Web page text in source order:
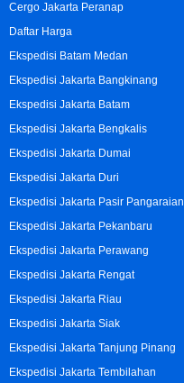
Cergo Jakarta Peranap
Daftar Harga
Ekspedisi Batam Medan
Ekspedisi Jakarta Bangkinang
Ekspedisi Jakarta Batam
Ekspedisi Jakarta Bengkalis
Ekspedisi Jakarta Dumai
Ekspedisi Jakarta Duri
Ekspedisi Jakarta Pasir Pangaraian
Ekspedisi Jakarta Pekanbaru
Ekspedisi Jakarta Perawang
Ekspedisi Jakarta Rengat
Ekspedisi Jakarta Riau
Ekspedisi Jakarta Siak
Ekspedisi Jakarta Tanjung Pinang
Ekspedisi Jakarta Tembilahan